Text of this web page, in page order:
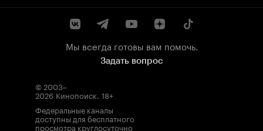
Мы всегда готовы вам помочь.
Задать вопрос
© 2003–
2026 Кинопоиск. 18+
Федеральные каналы
доступны для бесплатного
просмотра круглосуточно